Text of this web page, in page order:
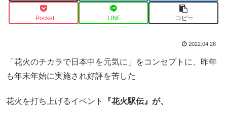
Pocket LINE コピー
2022.04.28
「花火のチカラで日本中を元気に」をコンセプトに、昨年
も年末年始に実施され好評を苦した
花火を打ち上げるイベント 『花火駅伝』が、